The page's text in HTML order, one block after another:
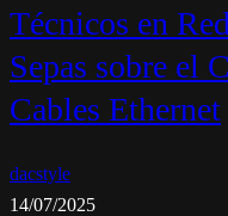
Técnicos en
Sepas sobre el
Cables Ethernet
dacstyle
14/07/2025